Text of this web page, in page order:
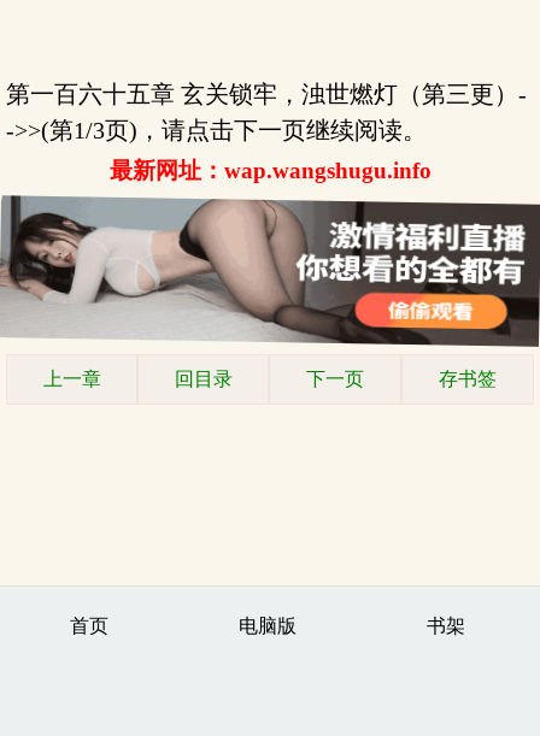
第一百六十五章 玄关锁牢，浊世燃灯（第三更）-
->>(第1/3页)，请点击下一页继续阅读。
最新网址：wap.wangshugu.info
上一章 回目录 下一页 存书签
首页 电脑版 书架